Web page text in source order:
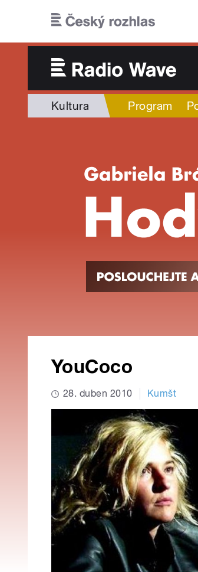
Kultura Program
YouCoco
28. duben 2010 Kumšt